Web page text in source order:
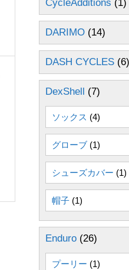
CycleAdditions (1)
DARIMO (14)
DASH CYCLES (6)
DexShell (7)
ソックス (4)
グローブ (1)
シューズカバー (1)
帽子 (1)
Enduro (26)
プーリー (1)